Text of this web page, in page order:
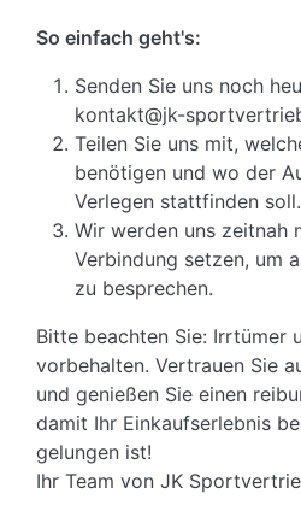
So einfach geht's:
Senden Sie uns noch
kontakt@jk-
Teilen Sie uns mit,
benötigen und wo der
Verlegen stattfinden soll.
Wir werden uns zeitnah
Verbindung setzen, um
zu besprechen.
Bitte beachten Sie: Irrtümer
vorbehalten. Vertrauen Sie
und genießen Sie einen
damit Ihr Einkaufserlebnis
gelungen ist!
Ihr Team von JK